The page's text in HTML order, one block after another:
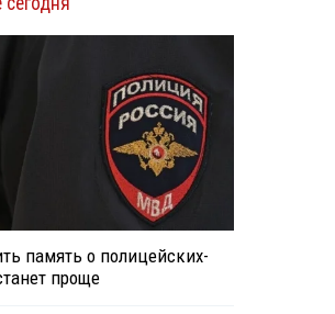
память о полицейских-
проще